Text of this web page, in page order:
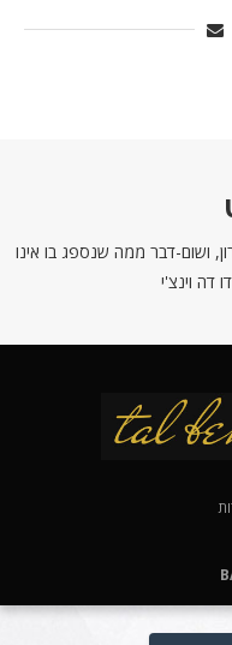
ושום-דבר ממה שנספג בו אינו
דה וינצ'י